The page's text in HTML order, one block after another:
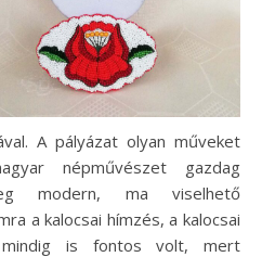
A pályázat olyan műveket
népművészet gazdag
modern, ma viselhető
a kalocsai hímzés, a kalocsai
mindig is fontos volt, mert